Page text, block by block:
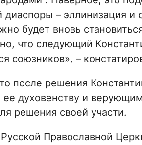
диаспоры – эллинизация и
будет вновь
что следующий
союзников», –
после решения
духовенству и
решения своей участи.
Православной